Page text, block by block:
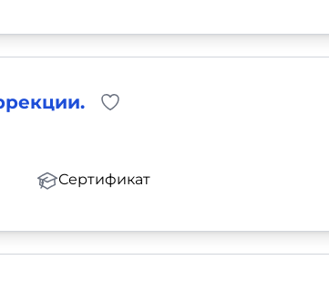
Сертификат